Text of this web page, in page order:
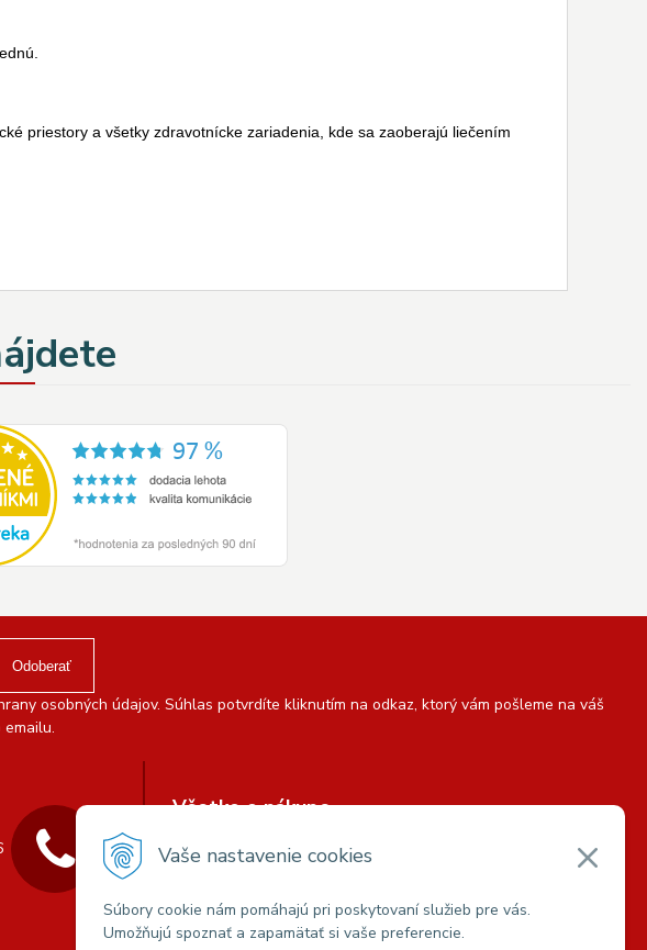
Vaše nastavenie cookies
Súbory cookie nám pomáhajú pri poskytovaní služieb pre vás.
Umožňujú spoznať a zapamätať si vaše preferencie.
priestory a všetky zdravotnícke zariadenia, kde sa zaoberajú liečením
Odoberať
osobných údajov. Súhlas potvrdíte kliknutím na odkaz, ktorý vám pošleme na váš
Všetko o nákupe
Možnosti platby a dopravy
Podmienky ochrany osobných údajov
Reklamačný poriadoka Reklamačný list